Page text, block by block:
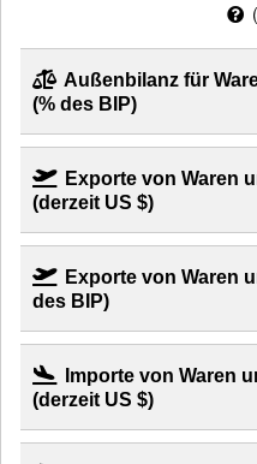
(
Außenbilanz für
(% des BIP)
Exporte von Waren
(derzeit US $)
Exporte von Waren
des BIP)
Importe von Waren
(derzeit US $)